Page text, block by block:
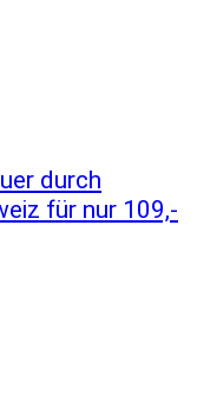
durch
für nur 109,-